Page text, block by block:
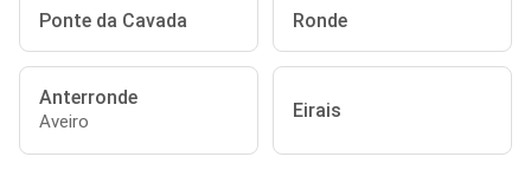
Ponte da Cavada Ronde
Anterronde
Aveiro Eirais